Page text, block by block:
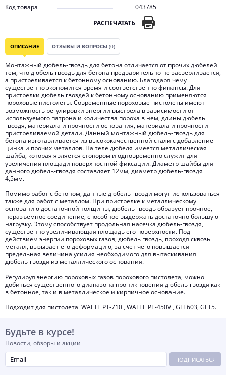
Код товара
043785
РАСПЕЧАТАТЬ
ОПИСАНИЕ ОТЗЫВЫ И ВОПРОСЫ (0)
Монтажный дюбель-гвоздь для бетона отличается от прочих дюбелей
тем, что дюбель гвоздь для бетона предварительно не засверливается,
а пристреливается к бетонному основанию. Благодаря чему
существенно экономится время и соответственно финансы. Для
пристрелки дюбель гвоздей к бетонному основанию применяются
пороховые пистолеты. Современные пороховые пистолеты имеют
возможность регулировки энергии выстрела в зависимости от
используемого патрона и количества пороха в нем, длины дюбель
гвоздя, материала и прочности основания, материала и прочности
пристреливаемой детали. Данный монтажный дюбель-гвоздь для
бетона изготавливается из высококачественной стали с добавление
цинка и прочих металлов. На теле дюбеля имеется металлическая
шайба, которая является стопором и одновременно служит для
увеличения площади поверхностной фиксации. Диаметр шайбы для
данного дюбель-гвоздя составляет 12мм, диаметр дюбель-гвоздя
4,5мм.
Помимо работ с бетоном, данные дюбель гвозди могут использоваться
также для работ с металлом. При пристрелке к металлическому
основанию достаточной толщины, дюбель гвоздь образует прочное,
неразъемное соединение, способное выдержать достаточно большую
нагрузку. Этому способствует продольная насечка дюбель-гвоздя,
существенно увеличивающая площадь его поверхности. Под
действием энергии пороховых газов, дюбель гвоздь, проходя сквозь
металл, вызывает его деформацию, за счет чего повышается
предельная величина усилия необходимого для вытаскивания
дюбель-гвоздя из металлического основания.
Регулируя энергию пороховых газов порохового пистолета, можно
добиться существенного диапазона проникновения дюбель-гвоздя как
в бетонное, так и в металлическое и кирпичное основание.
Подходит для пистолета WALTE PT-710 , WALTE PT-450V , GFT603, GFT5.
Будьте в курсе!
Новости, обзоры и акции
ПОДПИСАТЬСЯ